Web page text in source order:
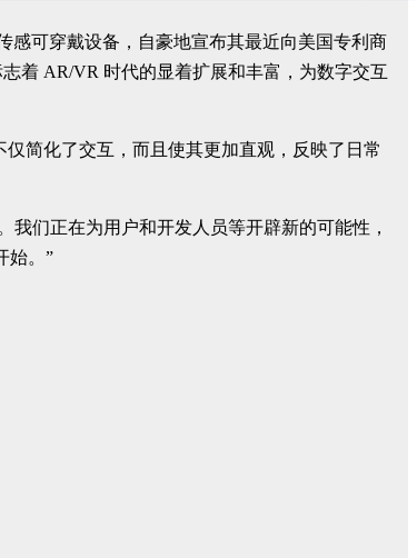
感可穿戴设备，自豪地宣布其最近向美国专利商
着 AR/VR 时代的显着扩展和丰富，为数字交互
简化了交互，而且使其更加直观，反映了日常
我们正在为用户和开发人员等开辟新的可能性，
始。”